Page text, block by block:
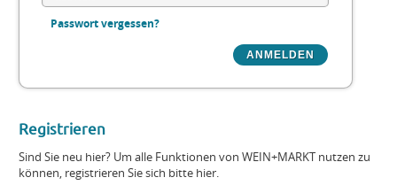
Passwort vergessen?
Registrieren
Sind Sie neu hier? Um alle Funktionen von WEIN+MARKT nutzen zu
können, registrieren Sie sich bitte hier.